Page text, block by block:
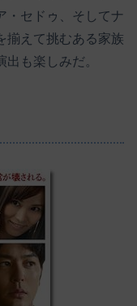
・セドゥ、そしてナ
揃えて挑むある家族
も楽しみだ。